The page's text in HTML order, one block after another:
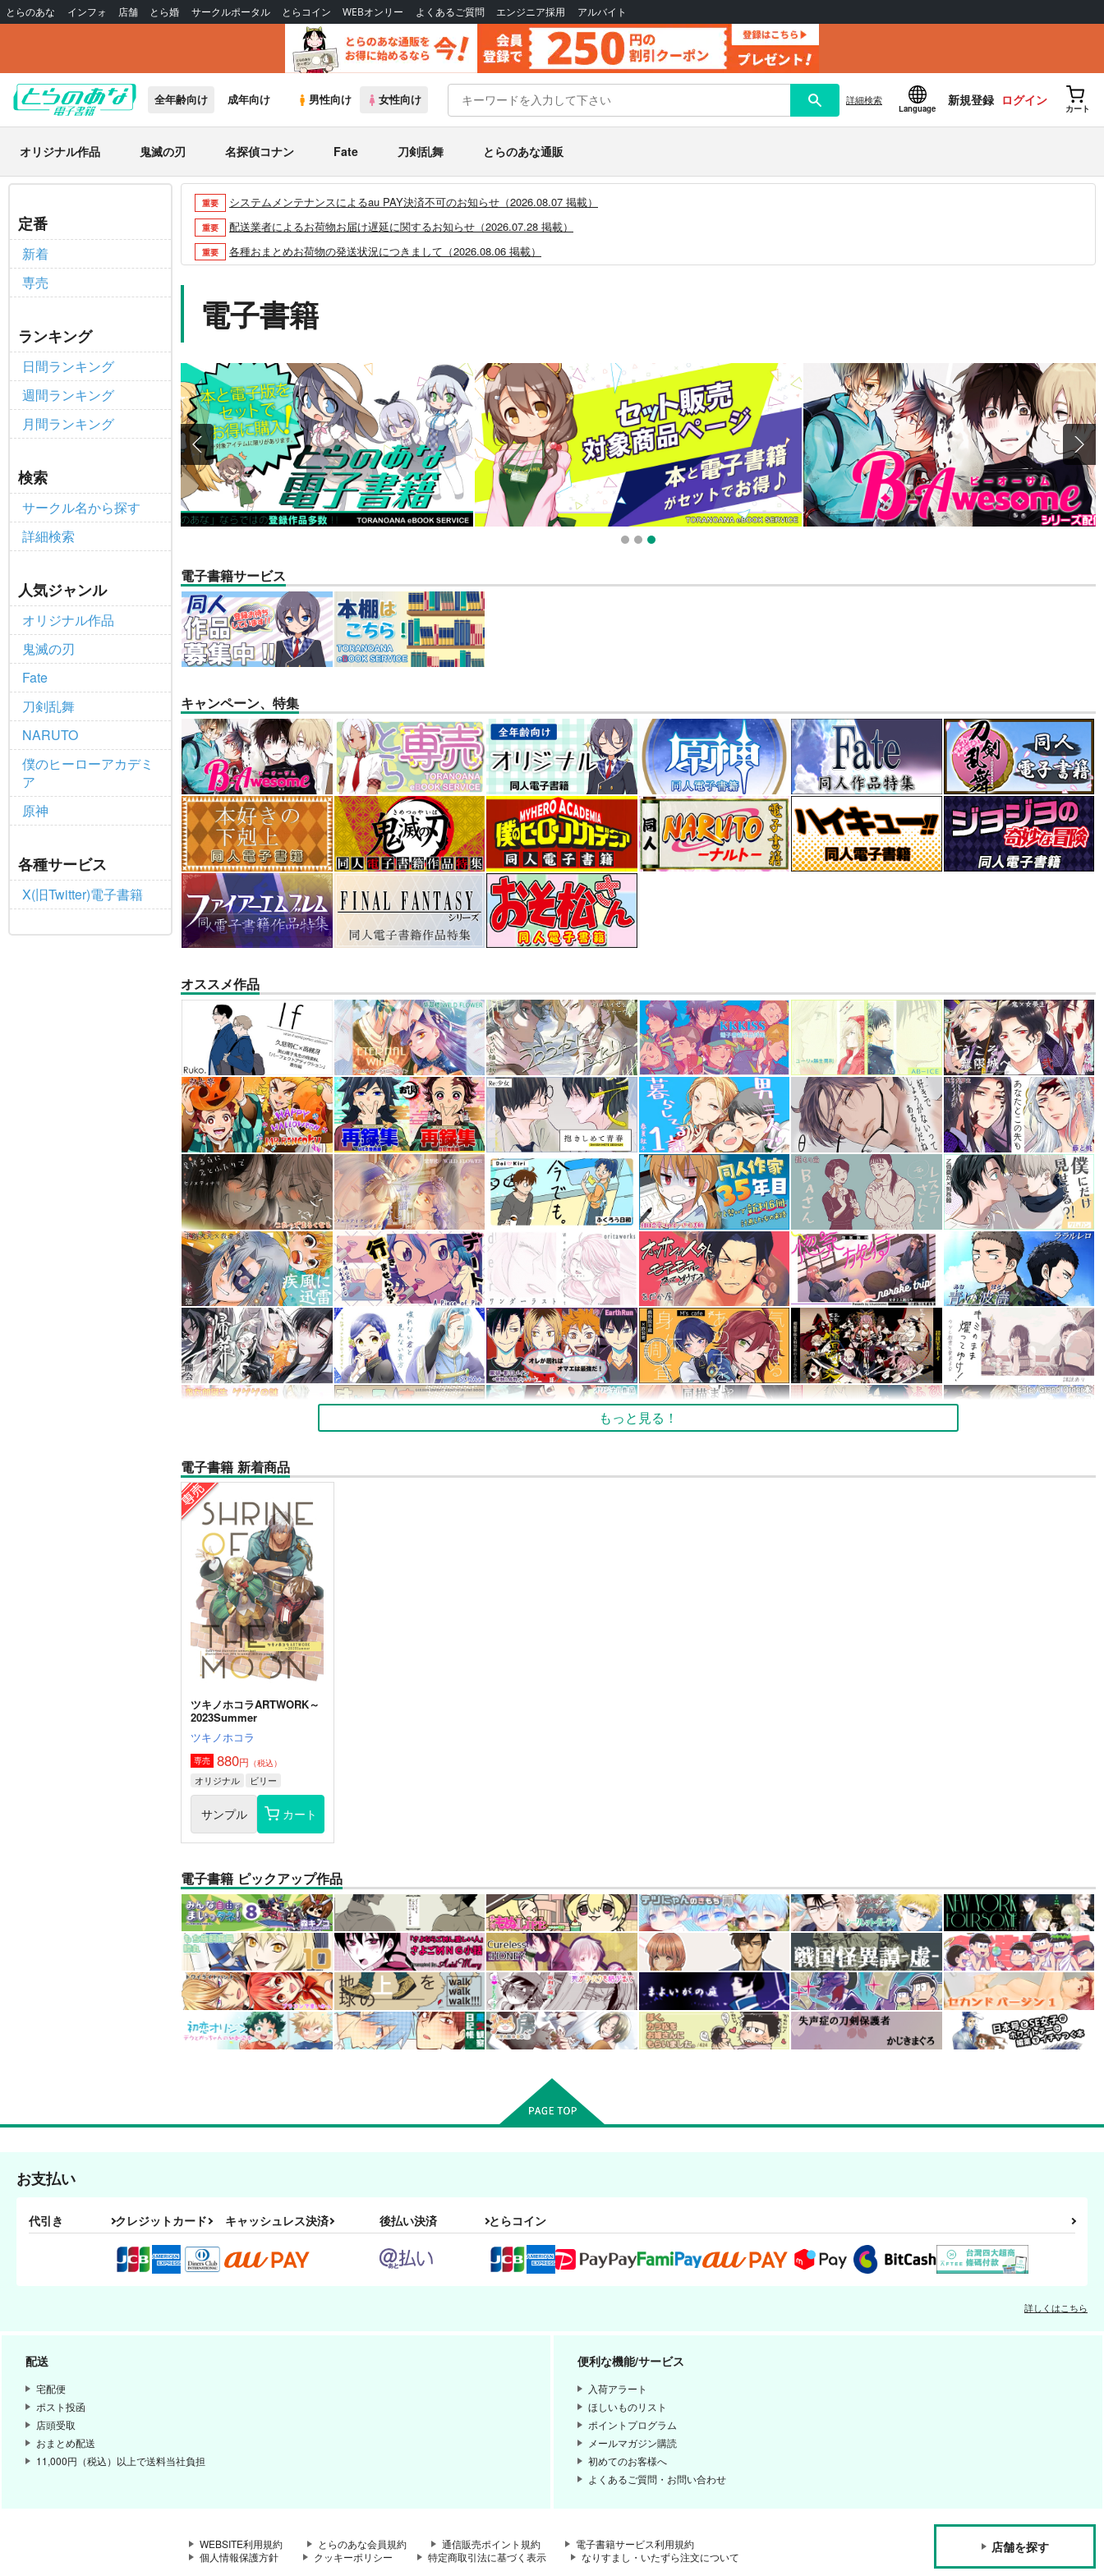
とらのあな インフォ 店舗 とら婚 サークルポータル とらコイン WEBオンリー よくあるご質問 エンジニア採用 アルバイト
全年齢向け 成年向け 男性向け 女性向け 詳細検索
Language
新規登録 ログイン
カート
オリジナル作品 鬼滅の刃 名探偵コナン Fate 刀剣乱舞 とらのあな通販
定番
新着
専売
ランキング
日間ランキング
週間ランキング
月間ランキング
検索
サークル名から探す
詳細検索
人気ジャンル
オリジナル作品
鬼滅の刃
Fate
刀剣乱舞
NARUTO
僕のヒーローアカデミ
ア
原神
各種サービス
X(旧Twitter)電子書籍
重要 システムメンテナンスによるau PAY決済不可のお知らせ（2026.08.07 掲載）
重要 配送業者によるお荷物お届け遅延に関するお知らせ（2026.07.28 掲載）
重要 各種おまとめお荷物の発送状況につきまして（2026.08.06 掲載）
重要 【2026/4/1より】とらのあなプレミアム、新支払い方法＆新プラン導入のお知らせ（2026.03.09 掲載）
重要 おまとめサイクル「定期便(月2)」一般会員様の利用再開のお知らせ（2026.02.05 掲載）
重要 【2025/12/1より】「通販ポイント⇒とらコイン変換キャンペーン」終了のお知らせ（2025.11.21 掲載）
重要 個人情報保護方針の改定について（2025.09.19 更新｜2025.08.01 掲載）
重要 ポイント付与・管理体制改定のお知らせ（2024.11.20 掲載）
全てのお知らせを見る
電子書籍
1 2 3
電子書籍サービス
キャンペーン、特集
オススメ作品
もっと見る！
電子書籍 新着商品
ツキノホコラARTWORK～
2023Summer
ツキノホコラ
専売 880円 （税込）
オリジナル ビリー
サンプル カート
電子書籍 ピックアップ作品
お支払い
代引き クレジットカード キャッシュレス決済 後払い決済 とらコイン
詳しくはこちら
配送
宅配便
ポスト投函
店頭受取
おまとめ配送
11,000円（税込）以上で送料当社負担
便利な機能/サービス
入荷アラート
ほしいものリスト
ポイントプログラム
メールマガジン購読
初めてのお客様へ
よくあるご質問・お問い合わせ
WEBSITE利用規約 とらのあな会員規約 通信販売ポイント規約
電子書籍サービス利用規約
個人情報保護方針
クッキーポリシー 特定商取引法に基づく表示 なりすまし・いたずら注文について
店舗を探す